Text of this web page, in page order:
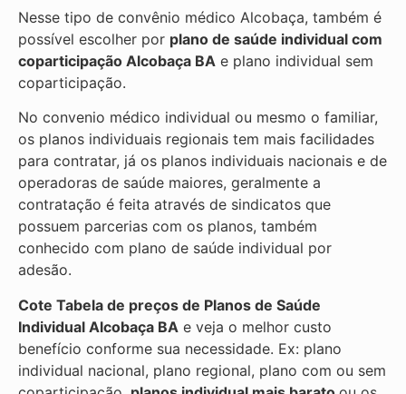
Nesse tipo de convênio médico Alcobaça, também é
possível escolher por plano de saúde individual com
coparticipação Alcobaça BA e plano individual sem
coparticipação.
No convenio médico individual ou mesmo o familiar,
os planos individuais regionais tem mais facilidades
para contratar, já os planos individuais nacionais e de
operadoras de saúde maiores, geralmente a
contratação é feita através de sindicatos que
possuem parcerias com os planos, também
conhecido com plano de saúde individual por
adesão.
Cote Tabela de preços de Planos de Saúde
Individual Alcobaça BA e veja o melhor custo
benefício conforme sua necessidade. Ex: plano
individual nacional, plano regional, plano com ou sem